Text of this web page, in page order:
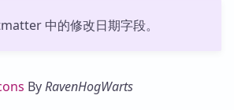
中的修改日期字段。
ByRavenHogWarts